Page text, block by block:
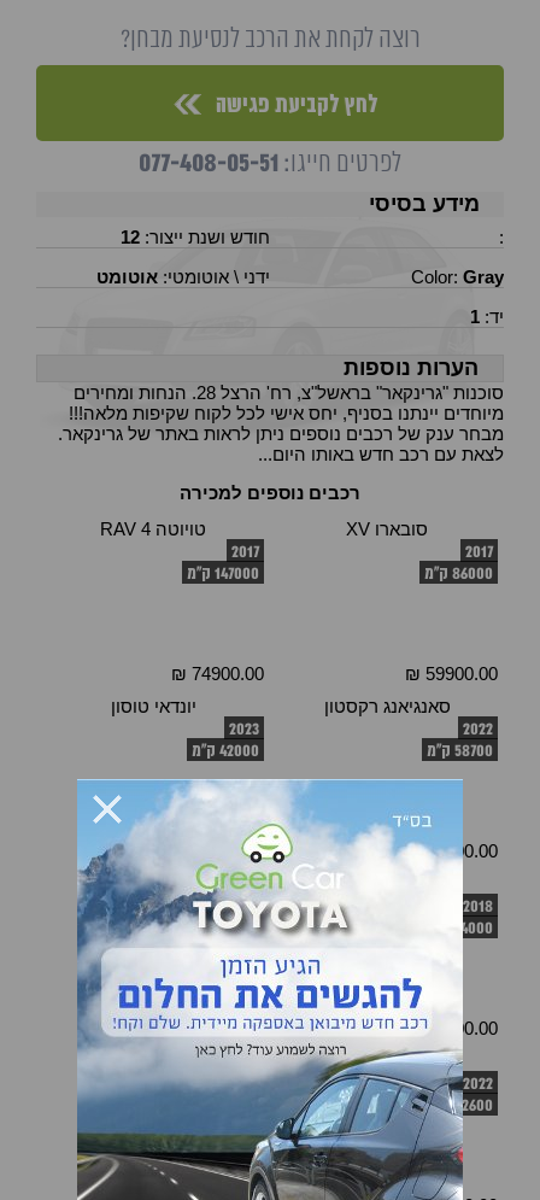
רוצה לקחת את הרכב לנסיעת מבחן?
לחץ לקביעת פגישה
לפרטים חייגו: 077-408-05-51
מידע בסיסי
: חודש ושנת ייצור: 12
Color: Gray ידני \ אוטומטי: אוטומט
יד: 1
הערות נוספות
סוכנות "גרינקאר" בראשל"צ, רח' הרצל 28. הנחות ומחירים
מיוחדים יינתנו בסניף, יחס אישי לכל לקוח שקיפות מלאה!!!
מבחר ענק של רכבים נוספים ניתן לראות באתר של גרינקאר.
לצאת עם רכב חדש באותו היום...
רכבים נוספים למכירה
סובארו XV
2017
86000 ק"מ
59900.00 ₪
טויוטה RAV 4
2017
147000 ק"מ
74900.00 ₪
סאנגיאנג רקסטון
2022
58700 ק"מ
159900.00 ₪
יונדאי טוסון
2023
42000 ק"מ
151900.00 ₪
2018
74000 ק"מ
88900.00 ₪
קיה ספורטאג'
2016
154000 ק"מ
51900.00 ₪
טויוטה RAV 4
2022
2600 ק"מ
קיה ספורטאג'
2015